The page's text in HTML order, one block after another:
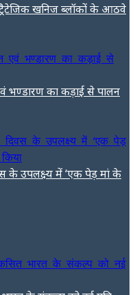
खनिज ब्लॉकों के आठवे
का कड़ाई से पालन
के उपलक्ष्य में ‘एक पेड़ मां के